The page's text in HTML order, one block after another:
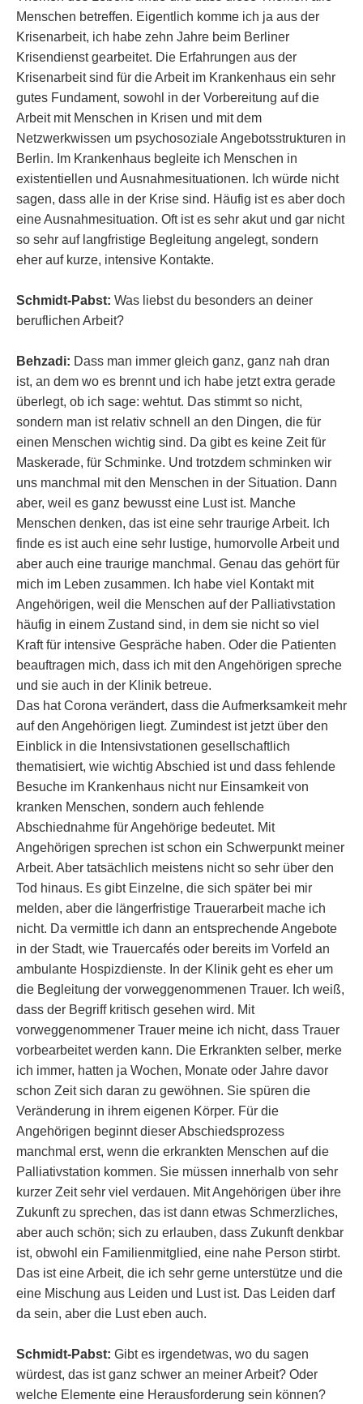
Menschen betreffen. Eigentlich komme ich ja aus der
Krisenarbeit, ich habe zehn Jahre beim Berliner
Krisendienst gearbeitet. Die Erfahrungen aus der
Krisenarbeit sind für die Arbeit im Krankenhaus ein sehr
gutes Fundament, sowohl in der Vorbereitung auf die
Arbeit mit Menschen in Krisen und mit dem
Netzwerkwissen um psychosoziale Angebotsstrukturen in
Berlin. Im Krankenhaus begleite ich Menschen in
existentiellen und Ausnahmesituationen. Ich würde nicht
sagen, dass alle in der Krise sind. Häufig ist es aber doch
eine Ausnahmesituation. Oft ist es sehr akut und gar nicht
so sehr auf langfristige Begleitung angelegt, sondern
eher auf kurze, intensive Kontakte.
Schmidt-Pabst: Was liebst du besonders an deiner
beruflichen Arbeit?
Behzadi: Dass man immer gleich ganz, ganz nah dran
ist, an dem wo es brennt und ich habe jetzt extra gerade
überlegt, ob ich sage: wehtut. Das stimmt so nicht,
sondern man ist relativ schnell an den Dingen, die für
einen Menschen wichtig sind. Da gibt es keine Zeit für
Maskerade, für Schminke. Und trotzdem schminken wir
uns manchmal mit den Menschen in der Situation. Dann
aber, weil es ganz bewusst eine Lust ist. Manche
Menschen denken, das ist eine sehr traurige Arbeit. Ich
finde es ist auch eine sehr lustige, humorvolle Arbeit und
aber auch eine traurige manchmal. Genau das gehört für
mich im Leben zusammen. Ich habe viel Kontakt mit
Angehörigen, weil die Menschen auf der Palliativstation
häufig in einem Zustand sind, in dem sie nicht so viel
Kraft für intensive Gespräche haben. Oder die Patienten
beauftragen mich, dass ich mit den Angehörigen spreche
und sie auch in der Klinik betreue.
Das hat Corona verändert, dass die Aufmerksamkeit mehr
auf den Angehörigen liegt. Zumindest ist jetzt über den
Einblick in die Intensivstationen gesellschaftlich
thematisiert, wie wichtig Abschied ist und dass fehlende
Besuche im Krankenhaus nicht nur Einsamkeit von
kranken Menschen, sondern auch fehlende
Abschiednahme für Angehörige bedeutet. Mit
Angehörigen sprechen ist schon ein Schwerpunkt meiner
Arbeit. Aber tatsächlich meistens nicht so sehr über den
Tod hinaus. Es gibt Einzelne, die sich später bei mir
melden, aber die längerfristige Trauerarbeit mache ich
nicht. Da vermittle ich dann an entsprechende Angebote
in der Stadt, wie Trauercafés oder bereits im Vorfeld an
ambulante Hospizdienste. In der Klinik geht es eher um
die Begleitung der vorweggenommenen Trauer. Ich weiß,
dass der Begriff kritisch gesehen wird. Mit
vorweggenommener Trauer meine ich nicht, dass Trauer
vorbearbeitet werden kann. Die Erkrankten selber, merke
ich immer, hatten ja Wochen, Monate oder Jahre davor
schon Zeit sich daran zu gewöhnen. Sie spüren die
Veränderung in ihrem eigenen Körper. Für die
Angehörigen beginnt dieser Abschiedsprozess
manchmal erst, wenn die erkrankten Menschen auf die
Palliativstation kommen. Sie müssen innerhalb von sehr
kurzer Zeit sehr viel verdauen. Mit Angehörigen über ihre
Zukunft zu sprechen, das ist dann etwas Schmerzliches,
aber auch schön; sich zu erlauben, dass Zukunft denkbar
ist, obwohl ein Familienmitglied, eine nahe Person stirbt.
Das ist eine Arbeit, die ich sehr gerne unterstütze und die
eine Mischung aus Leiden und Lust ist. Das Leiden darf
da sein, aber die Lust eben auch.
Schmidt-Pabst: Gibt es irgendetwas, wo du sagen
würdest, das ist ganz schwer an meiner Arbeit? Oder
welche Elemente eine Herausforderung sein können?